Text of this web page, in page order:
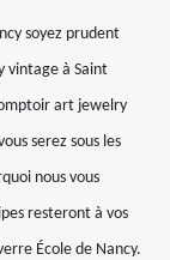
soyez prudent
vintage à Saint
art jewelry
serez sous les
nous vous
resteront à vos
École de Nancy.